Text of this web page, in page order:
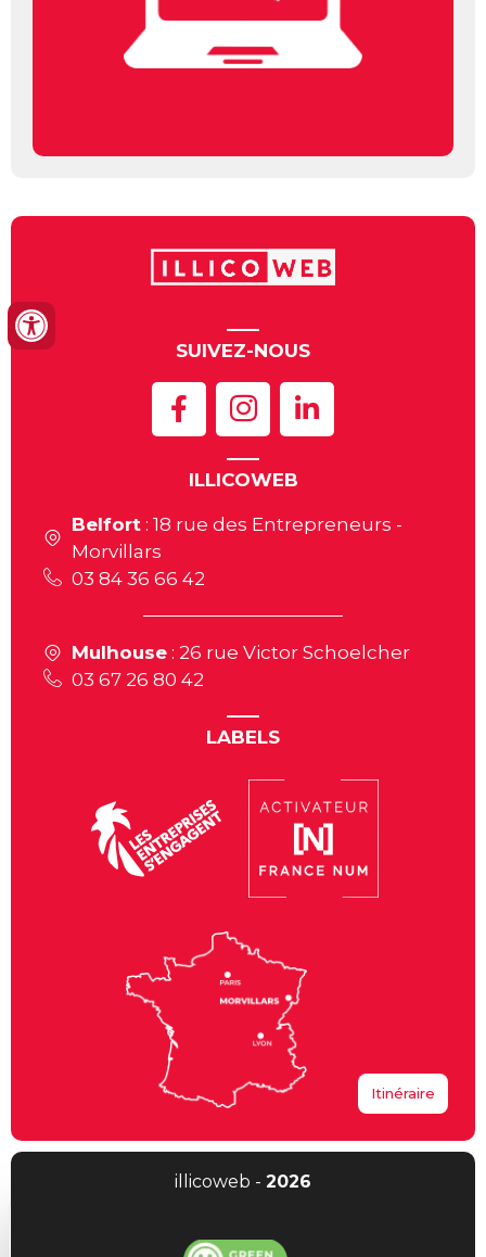
SUIVEZ-NOUS
ILLICOWEB
Belfort : 18 rue des Entrepreneurs -
Morvillars
03 84 36 66 42
Mulhouse : 26 rue Victor Schoelcher
03 67 26 80 42
LABELS
Itinéraire
illicoweb - 2026